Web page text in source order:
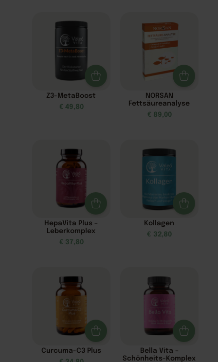
Z3-MetaBoost
€ 49,80
NORSAN
Fettsäureanalyse
€ 89,00
HepaVita Plus –
Leberkomplex
€ 37,80
Kollagen
€ 32,80
Curcuma-C3 Plus
Bella Vita –
Schönheits-Komplex